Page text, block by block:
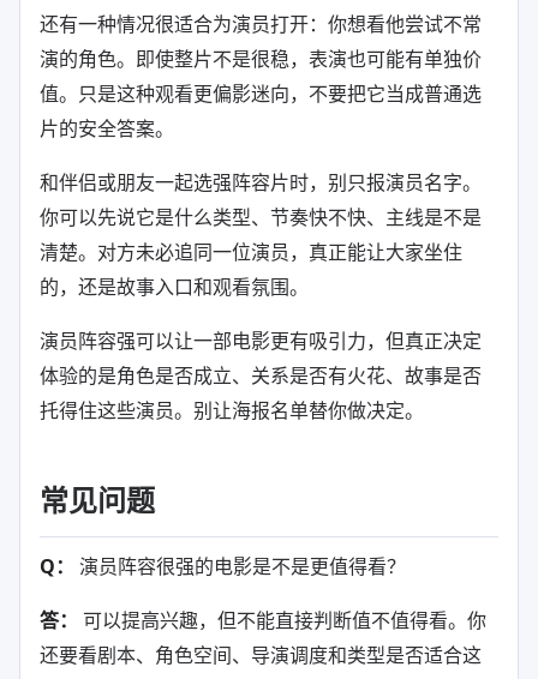
还有一种情况很适合为演员打开：你想看他尝试不常
演的角色。即使整片不是很稳，表演也可能有单独价
值。只是这种观看更偏影迷向，不要把它当成普通选
片的安全答案。
和伴侣或朋友一起选强阵容片时，别只报演员名字。
你可以先说它是什么类型、节奏快不快、主线是不是
清楚。对方未必追同一位演员，真正能让大家坐住
的，还是故事入口和观看氛围。
演员阵容强可以让一部电影更有吸引力，但真正决定
体验的是角色是否成立、关系是否有火花、故事是否
托得住这些演员。别让海报名单替你做决定。
常见问题
Q： 演员阵容很强的电影是不是更值得看？
答：
可以提高兴趣，但不能直接判断值不值得看。你
还要看剧本、角色空间、导演调度和类型是否适合这